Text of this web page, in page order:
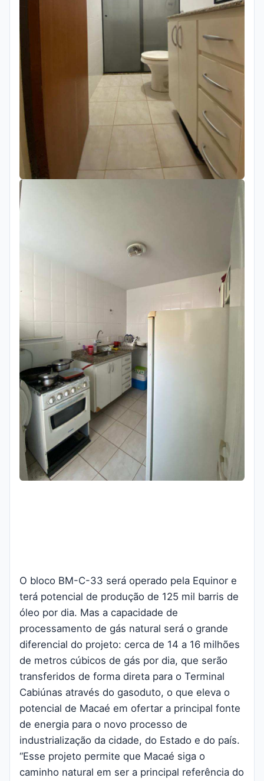
O bloco BM-C-33 será operado pela Equinor e
terá potencial de produção de 125 mil barris de
óleo por dia. Mas a capacidade de
processamento de gás natural será o grande
diferencial do projeto: cerca de 14 a 16 milhões
de metros cúbicos de gás por dia, que serão
transferidos de forma direta para o Terminal
Cabiúnas através do gasoduto, o que eleva o
potencial de Macaé em ofertar a principal fonte
de energia para o novo processo de
industrialização da cidade, do Estado e do país.
“Esse projeto permite que Macaé siga o
caminho natural em ser a principal referência do